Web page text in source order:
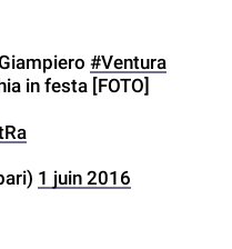
#Ventura
in festa [FOTO]
1 juin 2016